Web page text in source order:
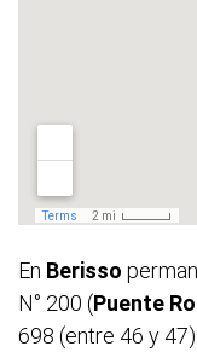
En Berisso
N° 200 (Puente
698 (entre 46 y